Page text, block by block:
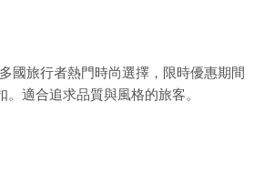
國旅行者熱門時尚選擇，限時優惠期間
。適合追求品質與風格的旅客。